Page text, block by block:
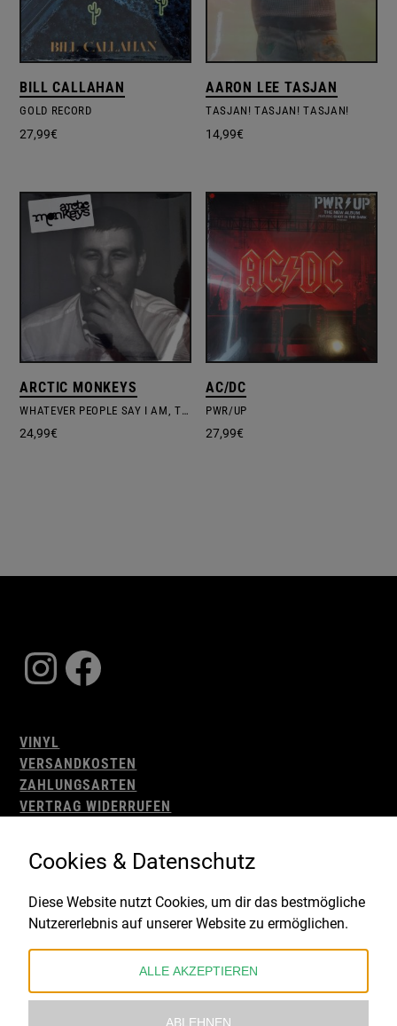
BILL CALLAHAN
GOLD RECORD
27,99€
AARON LEE TASJAN
TASJAN! TASJAN! TASJAN!
14,99€
ARCTIC MONKEYS
WHATEVER PEOPLE SAY I AM, THAT'S WHAT I'M NOT
24,99€
AC/DC
PWR/UP
27,99€
Instagram
Facebook
VINYL
VERSANDKOSTEN
ZAHLUNGSARTEN
VERTRAG WIDERRUFEN
WIDERRUFSBELEHRUNG
IMPRESSUM
Gefördert durch:
Cookies & Datenschutz
Diese Website nutzt Cookies, um dir das bestmögliche
Nutzererlebnis auf unserer Website zu ermöglichen.
ALLE AKZEPTIEREN
ABLEHNEN